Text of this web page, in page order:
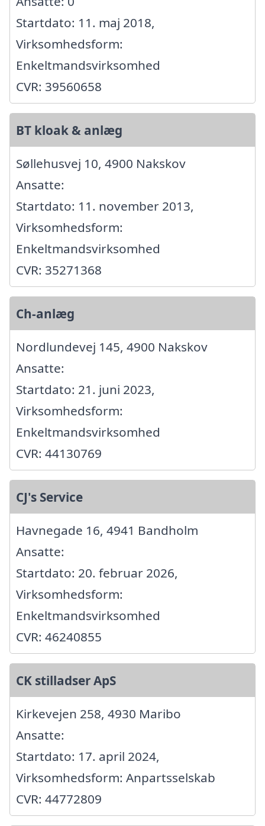
Startdato: 11. maj 2018,
Virksomhedsform:
Enkeltmandsvirksomhed
CVR: 39560658
BT kloak & anlæg
Søllehusvej 10, 4900 Nakskov
Ansatte:
Startdato: 11. november 2013,
Virksomhedsform:
Enkeltmandsvirksomhed
CVR: 35271368
Ch-anlæg
Nordlundevej 145, 4900 Nakskov
Ansatte:
Startdato: 21. juni 2023,
Virksomhedsform:
Enkeltmandsvirksomhed
CVR: 44130769
CJ's Service
Havnegade 16, 4941 Bandholm
Ansatte:
Startdato: 20. februar 2026,
Virksomhedsform:
Enkeltmandsvirksomhed
CVR: 46240855
CK stilladser ApS
Kirkevejen 258, 4930 Maribo
Ansatte:
Startdato: 17. april 2024,
Virksomhedsform: Anpartsselskab
CVR: 44772809